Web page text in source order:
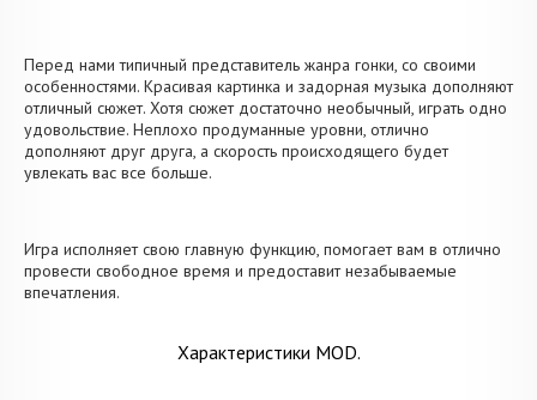
Перед нами типичный представитель жанра гонки, со своими
особенностями. Красивая картинка и задорная музыка дополняют
отличный сюжет. Хотя сюжет достаточно необычный, играть одно
удовольствие. Неплохо продуманные уровни, отлично
дополняют друг друга, а скорость происходящего будет
увлекать вас все больше.
Игра исполняет свою главную функцию, помогает вам в отлично
провести свободное время и предоставит незабываемые
впечатления.
Характеристики MOD.